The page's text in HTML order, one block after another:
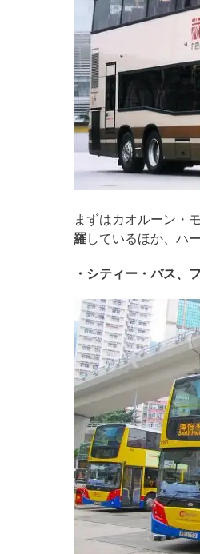
まずはカオルーン・
羅しているほか、ハ
・シティー・バス、